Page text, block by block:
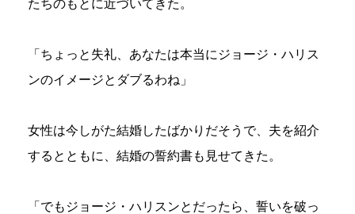
たちのもとに近づいてきた。
「ちょっと失礼、あなたは本当にジョージ・ハリス
ンのイメージとダブるわね」
女性は今しがた結婚したばかりだそうで、夫を紹介
するとともに、結婚の誓約書も見せてきた。
「でもジョージ・ハリスンとだったら、誓いを破っ